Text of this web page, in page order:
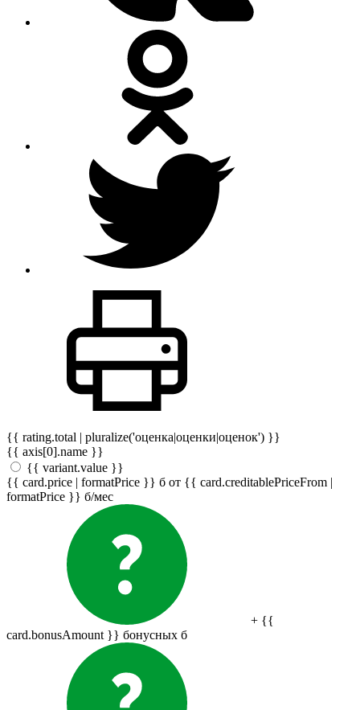
{{ rating.total | pluralize('оценка|оценки|оценок') }}
{{ axis[0].name }}
{{ variant.value }}
{{ card.price | formatPrice }} б от {{ card.creditablePriceFrom |
formatPrice }} б/мес
+ {{
card.bonusAmount }} бонусных б